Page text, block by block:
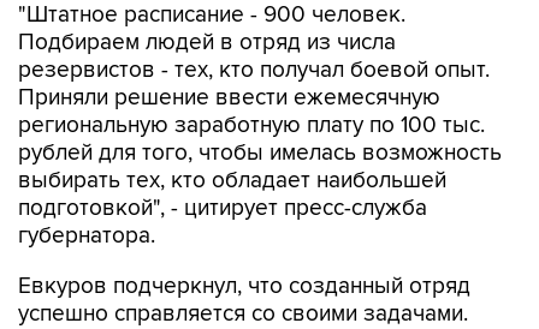
"Штатное расписание - 900 человек.
Подбираем людей в отряд из числа
резервистов - тех, кто получал боевой опыт.
Приняли решение ввести ежемесячную
региональную заработную плату по 100 тыс.
рублей для того, чтобы имелась возможность
выбирать тех, кто обладает наибольшей
подготовкой", - цитирует пресс-служба
губернатора.
Евкуров подчеркнул, что созданный отряд
успешно справляется со своими задачами.